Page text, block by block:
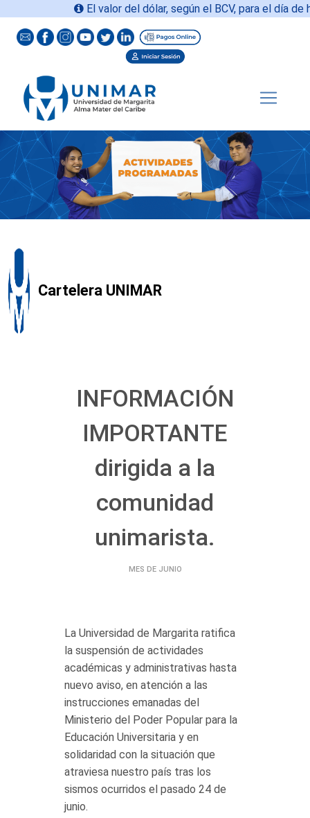
El valor del dólar, según el BCV, para el día de
Cartelera UNIMAR
INFORMACIÓN
IMPORTANTE
dirigida a la
comunidad
unimarista.
MES DE JUNIO
La Universidad de Margarita ratifica
la suspensión de actividades
académicas y administrativas hasta
nuevo aviso, en atención a las
instrucciones emanadas del
Ministerio del Poder Popular para la
Educación Universitaria y en
solidaridad con la situación que
atraviesa nuestro país tras los
sismos ocurridos el pasado 24 de
junio.